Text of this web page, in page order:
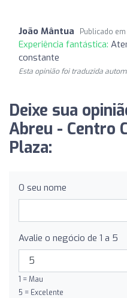
João Mântua Publicado em
Experiência fantástica:
constante
Esta opinião foi traduzida
Deixe sua
Abreu - Centro
Plaza:
O seu nome
Avalie o negócio de 1 a 5
1 = Mau
5 = Excelente